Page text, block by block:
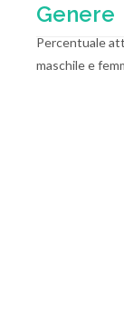
Genere
Percentuale
maschile e